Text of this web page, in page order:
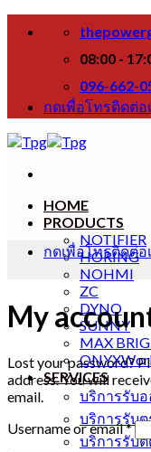
08:00 -
096-662-
กดเพื่อโทรติดต่อ
HOME
PRODUCTS
NOTIFIER
HORING
NOHMI
ZC
DYNO
SUNNY
MAX
SERVICES
บริการรับ
บริการรับต
บริการรับ
กดเพื่อโทรติดต่อ
My
Lost your password?
address. You will
email.
Username or email*